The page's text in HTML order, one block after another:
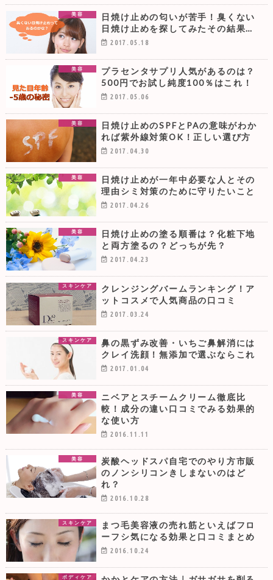
美容
日焼け止めの匂いが苦手！臭くない
日焼け止めを探してみたその結果…
2017.05.18
美容
プラセンタサプリ人気があるのは？
500円でお試し純度100％はこれ！
2017.05.06
美容
日焼け止めのSPFとPAの意味がわか
れば紫外線対策OK！正しい選び方
2017.04.30
美容
日焼け止めが一年中必要な人とその
理由シミ対策のために守りたいこと
2017.04.26
美容
日焼け止めの塗る順番は？化粧下地
と両方塗るの？どっちが先？
2017.04.23
スキンケア
クレンジングバームランキング！ア
ットコスメで人気商品の口コミ
2017.03.24
スキンケア
鼻の黒ずみ改善・いちご鼻解消には
クレイ洗顔！無添加で選ぶならこれ
2017.01.04
美容
ニベアとスチームクリーム徹底比
較！成分の違い口コミでみる効果的
な使い方
2016.11.11
美容
炭酸ヘッドスパ自宅でのやり方市販
のノンシリコンきしまないのはど
れ？
2016.10.28
スキンケア
まつ毛美容液の売れ筋といえばフロ
ーフシ気になる効果と口コミまとめ
2016.10.24
ボディケア